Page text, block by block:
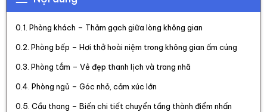
Phòng khách – Thảm gạch giữa lòng không gian
Phòng bếp – Hơi thở hoài niệm trong không gian ấm cúng
Phòng tắm – Vẻ đẹp thanh lịch và trang nhã
Phòng ngủ – Góc nhỏ, cảm xúc lớn
Cầu thang – Biến chi tiết chuyển tầng thành điểm nhấn